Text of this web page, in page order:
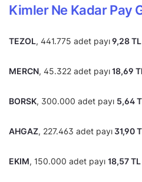
Kimler Ne Kadar Pay
TEZOL, 441.775 adet payı9,28 TL
MERCN, 45.322 adet payı18,69
BORSK, 300.000 adet payı 5,64
AHGAZ, 227.463 adet payı31,90
EKIM, 150.000 adet payı 18,57 TL